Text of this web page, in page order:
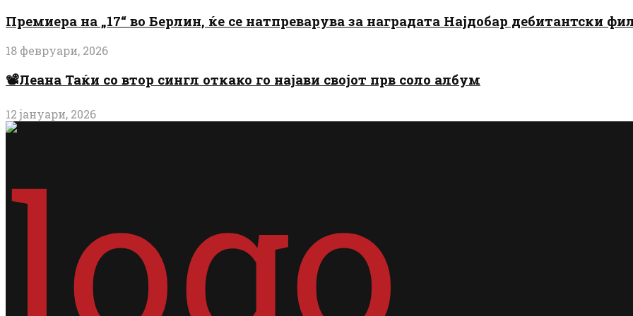
Премиера на „17“ во Берлин, ќе се натпреварува за наградата Најдобар дебитантски
18 февруари, 2026
📽️Леана Таќи со втор сингл откако го најави својот прв соло албум
12 јануари, 2026